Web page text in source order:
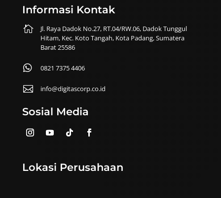
Informasi Kontak

Jl. Raya Dadok No.27, RT.04/RW.06, Dadok Tunggul
Hitam, Kec. Koto Tangah, Kota Padang, Sumatera
Barat 25586
 0821 7375 4406
 info@digitascorp.co.id
Sosial Media
Lokasi Perusahaan